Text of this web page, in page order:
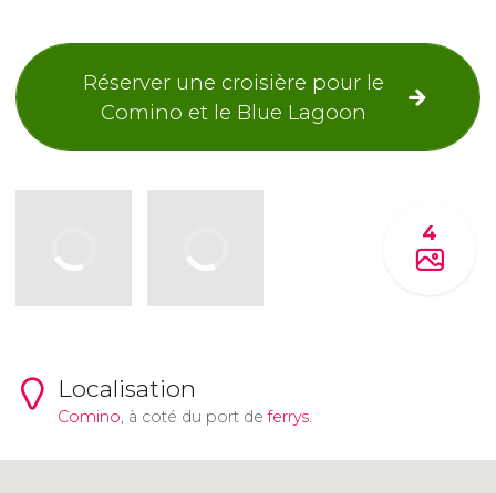
Réserver une croisière pour le
Comino et le Blue Lagoon
4
Localisation
Comino, à coté du port deferrys.